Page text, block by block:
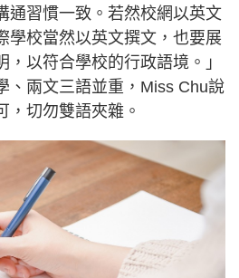
通習慣一致。若然校網以英文
學校當然以英文撰文，也要展
以符合學校的行政語境。」
、兩文三語並重，Miss Chu說
，切勿雙語夾雜。